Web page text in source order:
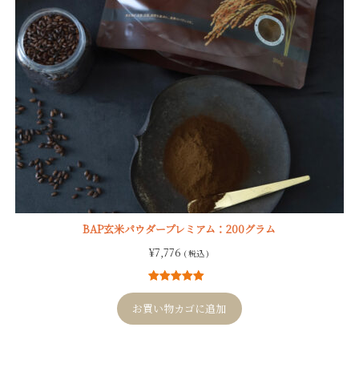
BAP玄米パウダープレミアム：200グラム
¥7,776 ( 税込 )
2
件の利用者
評価に基づ
く5段階評価
のうち、
お買い物カゴに追加